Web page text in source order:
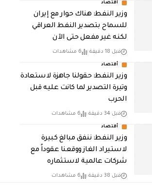
أقتصاد
وزير النفط: هناك حوار مع إيران
للسماح بتصدير النفط العراقي
لكنه غير مفعل حتى الآن
قبل 18 دقيقة 6 مشاهدات
أقتصاد
وزير النفط: حقولنا جاهزة لاستعادة
وتيرة التصدير لما كانت عليه قبل
الحرب
قبل 34 دقيقة 6 مشاهدات
أقتصاد
وزير النفط: ننفق مبالغ كبيرة
لاستيراد الغاز ووقعنا عقوداً مع
شركات عالمية لاستثماره
قبل 38 دقيقة 6 مشاهدات